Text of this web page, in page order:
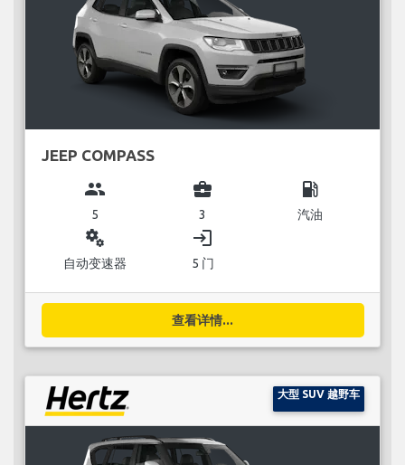
JEEP COMPASS
group
5
business_center
3
local_gas_station
汽油
miscellaneous_services
自动变速器
login
5 门
查看详情...
大型 SUV 越野车